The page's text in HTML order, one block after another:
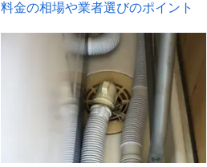
料金の相場や業者選びのポイント